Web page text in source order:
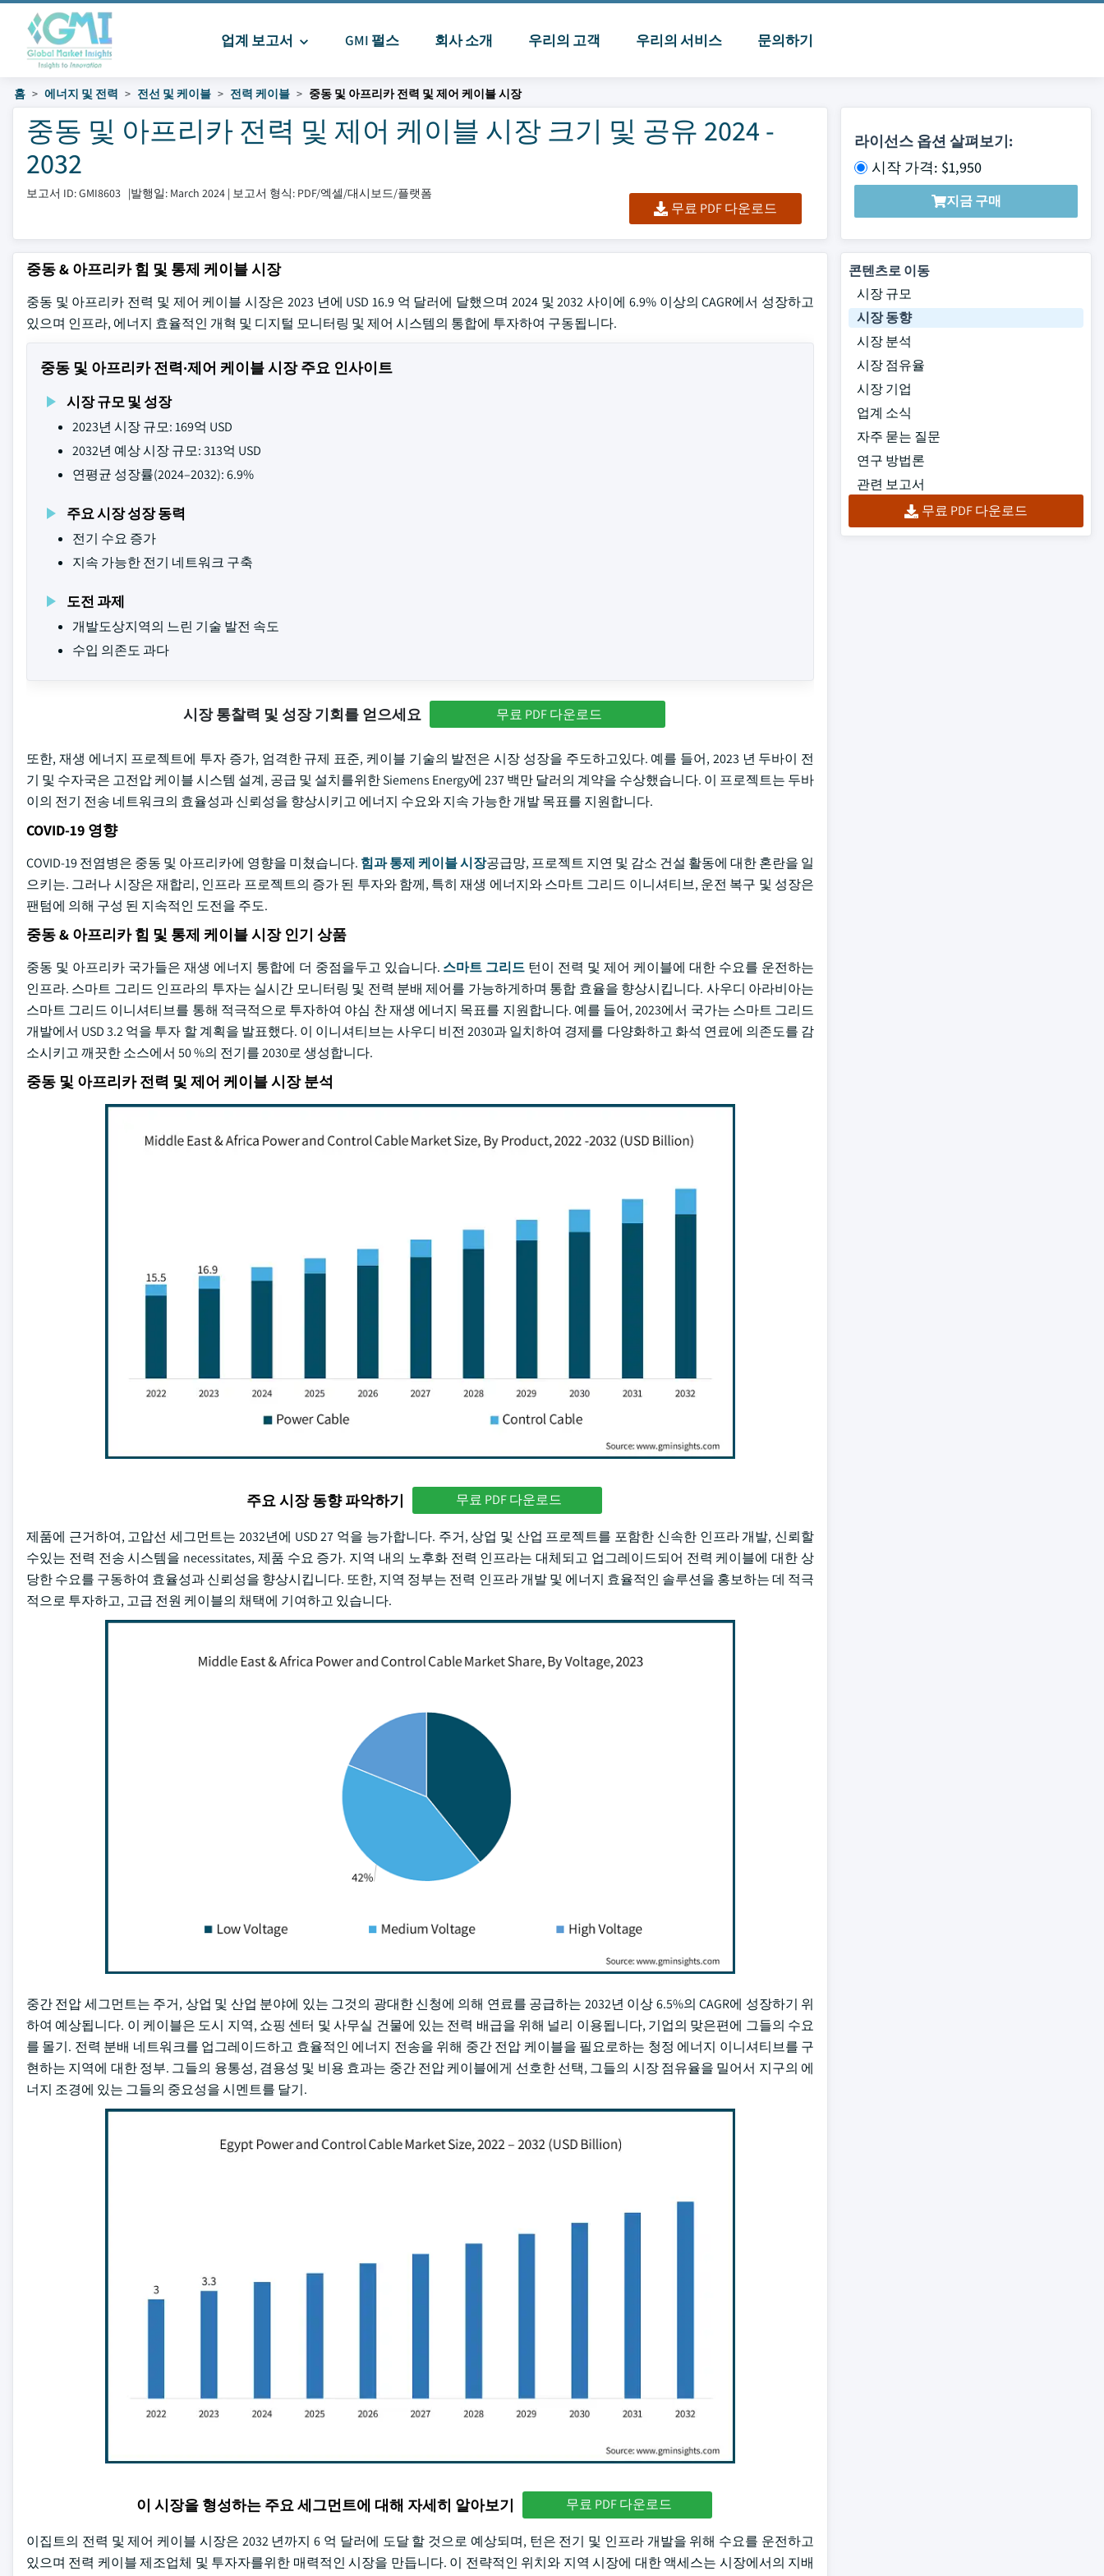
업계 보고서 GMI 펄스 회사 소개 우리의 고객 우리의 서비스 문의하기
홈 에너지 및 전력 전선 및 케이블 전력 케이블 중동 및 아프리카 전력 및 제어 케이블 시장
중동 및 아프리카 전력 및 제어 케이블 시장 크기 및 공유 2024 -
2032
보고서 ID: GMI8603 |발행일: March 2024 | 보고서 형식: PDF/엑셀/대시보드/플랫폼
무료 PDF 다운로드
라이선스 옵션 살펴보기:
시작 가격: $1,950
지금 구매
중동 & 아프리카 힘 및 통제 케이블 시장
중동 및 아프리카 전력 및 제어 케이블 시장은 2023 년에 USD 16.9 억 달러에 달했으며 2024 및 2032 사이에 6.9% 이상의 CAGR에서 성장하고
있으며 인프라, 에너지 효율적인 개혁 및 디지털 모니터링 및 제어 시스템의 통합에 투자하여 구동됩니다.
중동 및 아프리카 전력·제어 케이블 시장 주요 인사이트
시장 규모 및 성장
2023년 시장 규모: 169억 USD
2032년 예상 시장 규모: 313억 USD
연평균 성장률(2024–2032): 6.9%
주요 시장 성장 동력
전기 수요 증가
지속 가능한 전기 네트워크 구축
도전 과제
개발도상지역의 느린 기술 발전 속도
수입 의존도 과다
시장 통찰력 및 성장 기회를 얻으세요 무료 PDF 다운로드
또한, 재생 에너지 프로젝트에 투자 증가, 엄격한 규제 표준, 케이블 기술의 발전은 시장 성장을 주도하고있다. 예를 들어, 2023 년 두바이 전
기 및 수자국은 고전압 케이블 시스템 설계, 공급 및 설치를위한 Siemens Energy에 237 백만 달러의 계약을 수상했습니다. 이 프로젝트는 두바
이의 전기 전송 네트워크의 효율성과 신뢰성을 향상시키고 에너지 수요와 지속 가능한 개발 목표를 지원합니다.
COVID-19 영향
COVID-19 전염병은 중동 및 아프리카에 영향을 미쳤습니다. 힘과 통제 케이블 시장공급망, 프로젝트 지연 및 감소 건설 활동에 대한 혼란을 일
으키는. 그러나 시장은 재합리, 인프라 프로젝트의 증가 된 투자와 함께, 특히 재생 에너지와 스마트 그리드 이니셔티브, 운전 복구 및 성장은
팬텀에 의해 구성 된 지속적인 도전을 주도.
중동 & 아프리카 힘 및 통제 케이블 시장 인기 상품
중동 및 아프리카 국가들은 재생 에너지 통합에 더 중점을두고 있습니다. 스마트 그리드 턴이 전력 및 제어 케이블에 대한 수요를 운전하는
인프라. 스마트 그리드 인프라의 투자는 실시간 모니터링 및 전력 분배 제어를 가능하게하며 통합 효율을 향상시킵니다. 사우디 아라비아는
스마트 그리드 이니셔티브를 통해 적극적으로 투자하여 야심 찬 재생 에너지 목표를 지원합니다. 예를 들어, 2023에서 국가는 스마트 그리드
개발에서 USD 3.2 억을 투자 할 계획을 발표했다. 이 이니셔티브는 사우디 비전 2030과 일치하여 경제를 다양화하고 화석 연료에 의존도를 감
소시키고 깨끗한 소스에서 50 %의 전기를 2030로 생성합니다.
중동 및 아프리카 전력 및 제어 케이블 시장 분석
주요 시장 동향 파악하기 무료 PDF 다운로드
제품에 근거하여, 고압선 세그먼트는 2032년에 USD 27 억을 능가합니다. 주거, 상업 및 산업 프로젝트를 포함한 신속한 인프라 개발, 신뢰할
수있는 전력 전송 시스템을 necessitates, 제품 수요 증가. 지역 내의 노후화 전력 인프라는 대체되고 업그레이드되어 전력 케이블에 대한 상
당한 수요를 구동하여 효율성과 신뢰성을 향상시킵니다. 또한, 지역 정부는 전력 인프라 개발 및 에너지 효율적인 솔루션을 홍보하는 데 적극
적으로 투자하고, 고급 전원 케이블의 채택에 기여하고 있습니다.
중간 전압 세그먼트는 주거, 상업 및 산업 분야에 있는 그것의 광대한 신청에 의해 연료를 공급하는 2032년 이상 6.5%의 CAGR에 성장하기 위
하여 예상됩니다. 이 케이블은 도시 지역, 쇼핑 센터 및 사무실 건물에 있는 전력 배급을 위해 널리 이용됩니다, 기업의 맞은편에 그들의 수요
를 몰기. 전력 분배 네트워크를 업그레이드하고 효율적인 에너지 전송을 위해 중간 전압 케이블을 필요로하는 청정 에너지 이니셔티브를 구
현하는 지역에 대한 정부. 그들의 융통성, 겸용성 및 비용 효과는 중간 전압 케이블에게 선호한 선택, 그들의 시장 점유율을 밀어서 지구의 에
너지 조경에 있는 그들의 중요성을 시멘트를 달기.
이 시장을 형성하는 주요 세그먼트에 대해 자세히 알아보기 무료 PDF 다운로드
이집트의 전력 및 제어 케이블 시장은 2032 년까지 6 억 달러에 도달 할 것으로 예상되며, 턴은 전기 및 인프라 개발을 위해 수요를 운전하고
있으며 전력 케이블 제조업체 및 투자자를위한 매력적인 시장을 만듭니다. 이 전략적인 위치와 지역 시장에 대한 액세스는 시장에서의 지배
콘텐츠로 이동
시장 규모
시장 동향
시장 분석
시장 점유율
시장 기업
업계 소식
자주 묻는 질문
연구 방법론
관련 보고서
무료 PDF 다운로드